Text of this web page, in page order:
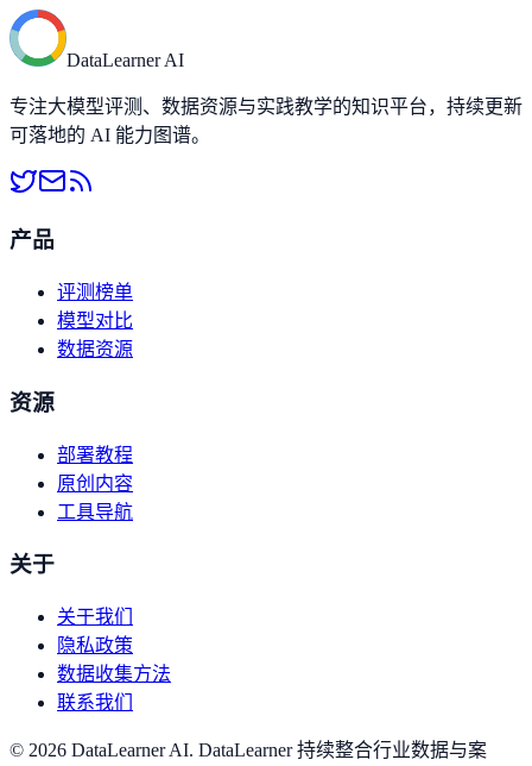
DataLearner AI
专注大模型评测、数据资源与实践教学的知识平台，持续更新
可落地的 AI 能力图谱。
产品
评测榜单
模型对比
数据资源
资源
部署教程
原创内容
工具导航
关于
关于我们
隐私政策
数据收集方法
联系我们
© 2026 DataLearner AI. DataLearner 持续整合行业数据与案